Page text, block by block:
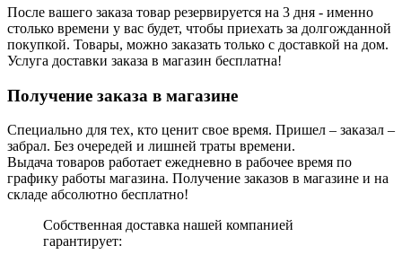
После вашего заказа товар резервируется на 3 дня - именно
столько времени у вас будет, чтобы приехать за долгожданной
покупкой. Товары, можно заказать только с доставкой на дом.
Услуга доставки заказа в магазин бесплатна!
Получение заказа в магазине
Специально для тех, кто ценит свое время. Пришел – заказал –
забрал. Без очередей и лишней траты времени.
Выдача товаров работает ежедневно в рабочее время по
графику работы магазина. Получение заказов в магазине и на
складе абсолютно бесплатно!
Собственная доставка нашей компанией
гарантирует: